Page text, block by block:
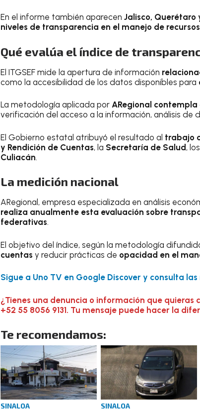
En el informe también aparecen Jalisco,
niveles de transparencia en el manejo de
Qué evalúa el índice de
El ITGSEF mide la apertura de información
como la accesibilidad de los datos disponibles para
La metodología aplicada por ARegional
verificación del acceso a la información, análisis de
El Gobierno estatal atribuyó el resultado al trabajo
y Rendición de Cuentas, la Secretaría de Salud,
Culiacán.
La medición nacional
ARegional, empresa especializada en análisis
realiza anualmente esta evaluación sobre
federativas.
El objetivo del índice, según la metodología
cuentas y reducir prácticas de opacidad en el
Sigue a Uno TV en Google Discover y consulta
¿Tienes una denuncia o información que quieras
+52 55 8056 9131. Tu mensaje puede hacer la
Te recomendamos:
SINALOA
SINALOA